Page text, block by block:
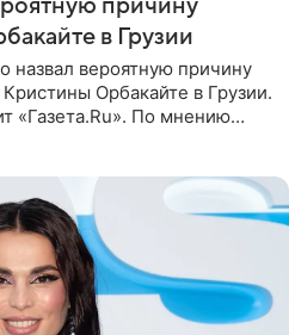
причину
в Грузии
назвал вероятную причину
Орбакайте в Грузии.
«Газета.Ru». По мнению